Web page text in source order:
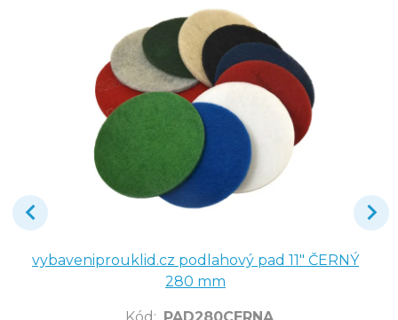
vybaveniprouklid.cz podlahový pad 11" ČERNÝ
280 mm